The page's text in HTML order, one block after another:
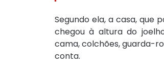
Segundo ela, a casa, que
chegou à altura do
cama, colchões, guarda-
conta.